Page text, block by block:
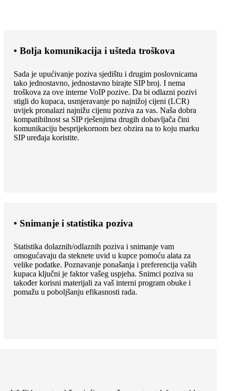
• Bolja komunikacija i ušteda troškova
Sada je upućivanje poziva sjedištu i drugim poslovnicama
tako jednostavno, jednostavno birajte SIP broj. I nema
troškova za ove interne VoIP pozive. Da bi odlazni pozivi
stigli do kupaca, usmjeravanje po najnižoj cijeni (LCR)
uvijek pronalazi najnižu cijenu poziva za vas. Naša dobra
kompatibilnost sa SIP rješenjima drugih dobavljača čini
komunikaciju besprijekornom bez obzira na to koju marku
SIP uređaja koristite.
• Snimanje i statistika poziva
Statistika dolaznih/odlaznih poziva i snimanje vam
omogućavaju da steknete uvid u kupce pomoću alata za
velike podatke. Poznavanje ponašanja i preferencija vaših
kupaca ključni je faktor vašeg uspjeha. Snimci poziva su
također korisni materijali za vaš interni program obuke i
pomažu u poboljšanju efikasnosti rada.